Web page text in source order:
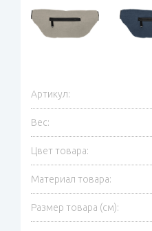
Артикул:
Вес:
Цвет товара:
Материал товара:
Размер товара (см):